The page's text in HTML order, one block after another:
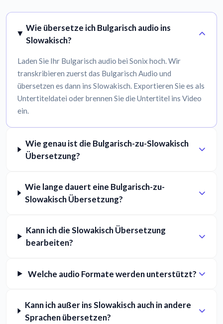
Wie übersetze ich Bulgarisch audio ins
Slowakisch?
Laden Sie Ihr Bulgarisch audio bei Sonix hoch. Wir
transkribieren zuerst das Bulgarisch Audio und
übersetzen es dann ins Slowakisch. Exportieren Sie es als
Untertiteldatei oder brennen Sie die Untertitel ins Video
ein.
Wie genau ist die Bulgarisch-zu-Slowakisch
Übersetzung?
Wie lange dauert eine Bulgarisch-zu-
Slowakisch Übersetzung?
Kann ich die Slowakisch Übersetzung
bearbeiten?
Welche audio Formate werden unterstützt?
Kann ich außer ins Slowakisch auch in andere
Sprachen übersetzen?